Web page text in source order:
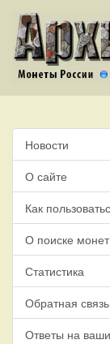
Новости
О сайте
Как
О поиске монет
Статистика
Обратная связь
Ответы на